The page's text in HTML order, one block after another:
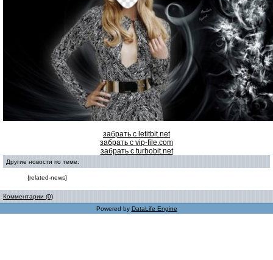
забрать с letitbit.net
забрать с vip-file.com
забрать с turbobit.net
Другие новости по теме:
{related-news}
Комментарии (0)
Powered by DataLife Engine